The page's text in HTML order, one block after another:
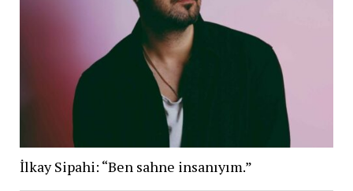
İlkay Sipahi: “Ben sahne insanıyım.”